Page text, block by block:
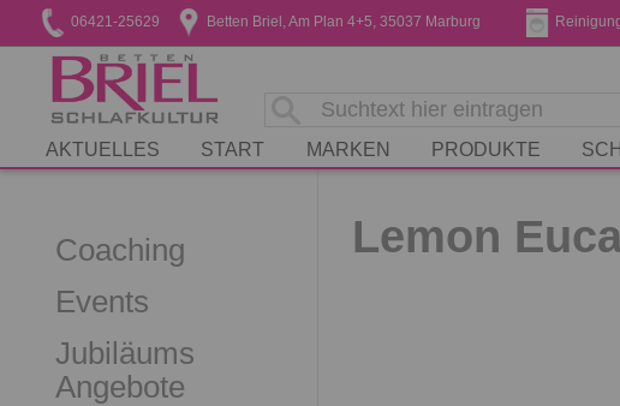
06421-25629 Betten Briel, Am Plan 4+5, 35037 Marburg
AKTUELLES START MARKEN PRODUKTE
Coaching
Events
Jubiläums
Angebote
Lemon